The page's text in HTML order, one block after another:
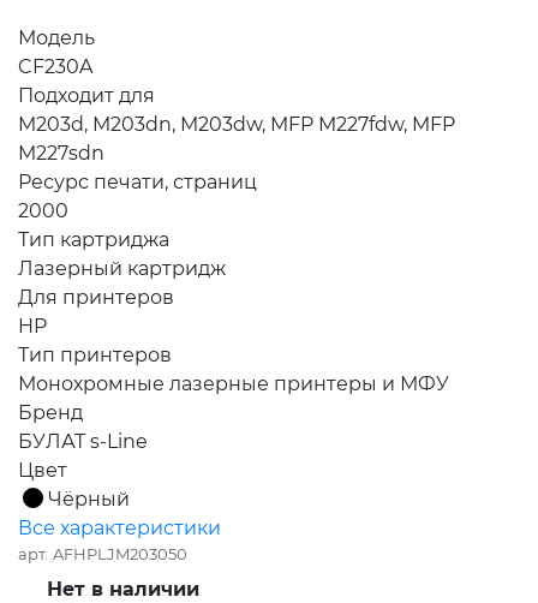
Модель
CF230A
Подходит для
M203d, M203dn, M203dw, MFP M227fdw, MFP
M227sdn
Ресурс печати, страниц
2000
Тип картриджа
Лазерный картридж
Для принтеров
HP
Тип принтеров
Монохромные лазерные принтеры и МФУ
Бренд
БУЛАТ s-Line
Цвет
Чёрный
Все характеристики
арт. AFHPLJM203050
Нет в наличии